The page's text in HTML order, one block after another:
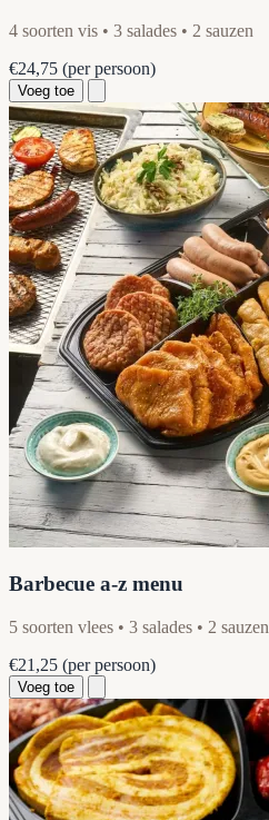
4 soorten vis • 3 salades • 2 sauzen
€24,75 (per persoon)
Voeg toe
Barbecue a-z menu
5 soorten vlees • 3 salades • 2 sauzen
€21,25 (per persoon)
Voeg toe